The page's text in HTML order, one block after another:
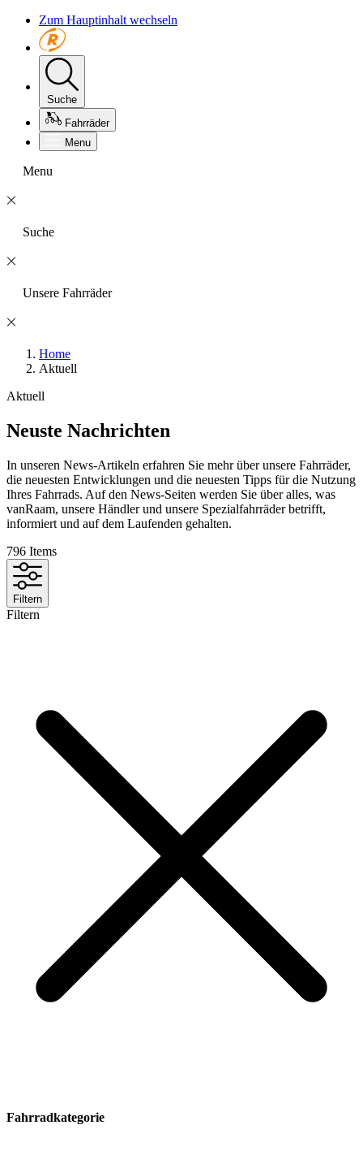
Zum Hauptinhalt wechseln
Suche
Fahrräder
Menu
Menu
Suche
Unsere Fahrräder
Home
Aktuell
Aktuell
Neuste Nachrichten
In unseren News-Artikeln erfahren Sie mehr über unsere Fahrräder,
die neuesten Entwicklungen und die neuesten Tipps für die Nutzung
Ihres Fahrrads. Auf den News-Seiten werden Sie über alles, was
vanRaam, unsere Händler und unsere Spezialfahrräder betrifft,
informiert und auf dem Laufenden gehalten.
796 Items
Filtern
Filtern
Fahrradkategorie